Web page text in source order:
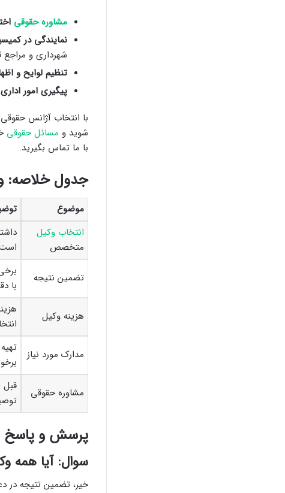
مشاوره حقوقی
نمایندگی در
شهرداری و
تنظیم لوایح و
پیگیری امور
با انتخاب آژانس
شوید و مسائل حقوقی
با ما تماس بگیرید.
جدول خلاصه:
موضوع
انتخاب وکیل
متخصص
تضمین نتیجه
با
هزینه وکیل
مدارک مورد نیاز
مشاوره حقوقی
قبل
پرسش و پاسخ
سوال: آیا همه
خیر، تضمین نتیجه در